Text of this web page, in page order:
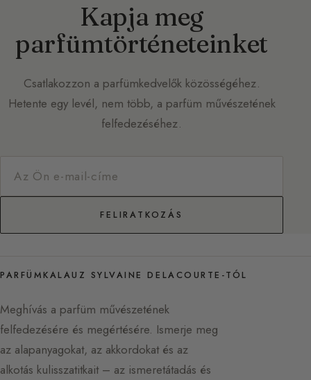
Kapja meg
parfümtörténeteinket
Csatlakozzon a parfümkedvelők közösségéhez.
Hetente egy levél, nem több, a parfüm művészetének
felfedezéséhez.
FELIRATKOZÁS
PARFÜMKALAUZ SYLVAINE DELACOURTE-TÓL
Meghívás a parfüm művészetének
felfedezésére és megértésére. Ismerje meg
az alapanyagokat, az akkordokat és az
alkotás kulisszatitkait – az ismeretátadás és